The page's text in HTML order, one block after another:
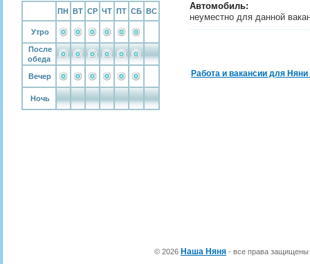
ПН ВТ СР ЧТ ПТ СБ ВС
Утро
После
обеда
Вечер
Ночь
Автомобиль:
неуместно для данной
Работа и вакансии для
© 2026 Наша Няня - все права